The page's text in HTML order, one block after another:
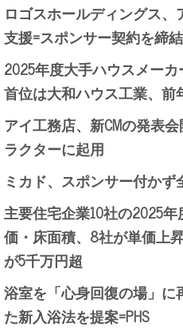
ロゴスホールディングス
支援=スポンサー契約を締結
2025年度大手ハウスメー
首位は大和ハウス工業、
アイ工務店、新CMの発表
ラクターに起用
ミカド、スポンサー付かず
主要住宅企業10社の2025
価・床面積、8社が単価上
が5千万円超
浴室を「心身回復の場」
た新入浴法を提案=PHS